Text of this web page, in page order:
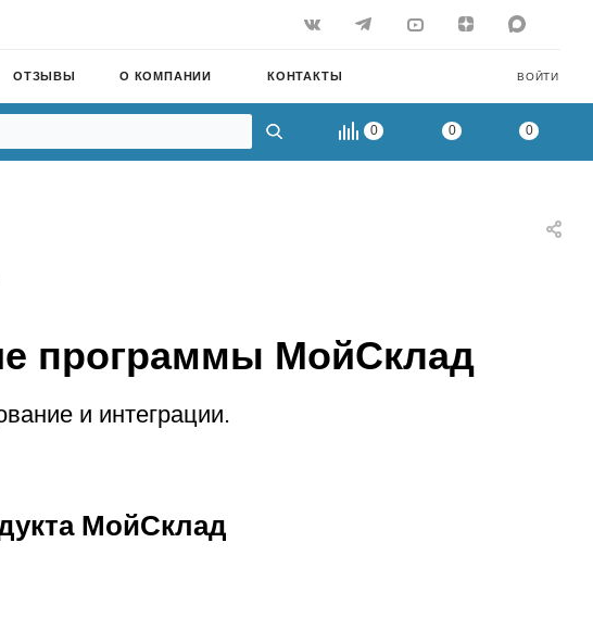
ВОЙТИ
ОТЗЫВЫ О КОМПАНИИ КОНТАКТЫ
0 0 0
программы МойСклад
и интеграции.
МойСклад